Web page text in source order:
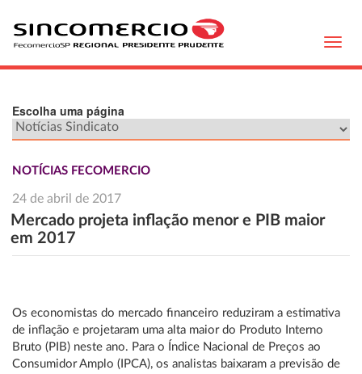
Escolha uma página
NOTÍCIAS FECOMERCIO
24 de abril de 2017
Mercado projeta inflação menor e PIB maior
em 2017
Os economistas do mercado financeiro reduziram a estimativa
de inflação e projetaram uma alta maior do Produto Interno
Bruto (PIB) neste ano. Para o Índice Nacional de Preços ao
Consumidor Amplo (IPCA), os analistas baixaram a previsão de